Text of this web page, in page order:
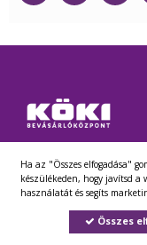
© 2025 KÖKI
Ha az "Összes elfogadása"
készülékeden, hogy javítsd a
használatát és segíts
Összes